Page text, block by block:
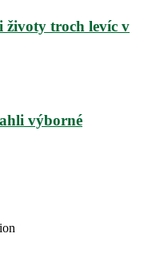
životy troch levíc v
výborné